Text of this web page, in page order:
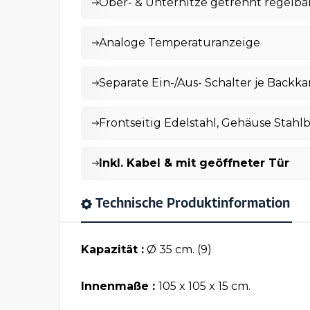
Analoge Temperaturanzeige
Separate Ein-/Aus- Schalter je
Frontseitig Edelstahl, Gehäuse
Inkl. Kabel & mit geöffneter Tür
Technische Produktinformation
Kapazität : Ø 35 cm. (9)
Innenmaße : 105 x 105 x 15 cm.